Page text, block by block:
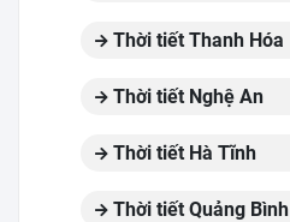
Thời tiết Thanh Hóa
Thời tiết Nghệ An
Thời tiết Hà Tĩnh
Thời tiết Quảng Bình